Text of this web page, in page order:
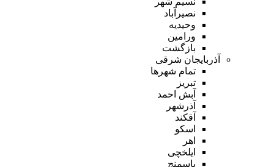
نصیرآباد
وحیدیه
ورامین
بازگشت
آذربایجان شرقی
تمام شهر‌ها
تبریز
آبش احمد
آذرشهر
آقکند
اسکو
اهر
ایلخچی
باسمنج